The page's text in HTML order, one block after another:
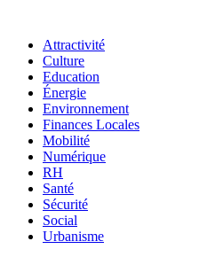
Attractivité
Culture
Education
Énergie
Environnement
Finances Locales
Mobilité
Numérique
RH
Santé
Sécurité
Social
Urbanisme